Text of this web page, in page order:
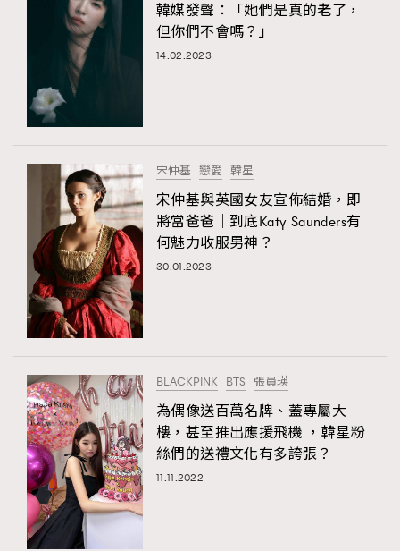
韓媒發聲：「她們是真的老了，
但你們不會嗎？」
14.02.2023
宋仲基 戀愛 韓星
宋仲基與英國女友宣佈結婚，即
將當爸爸｜到底Katy Saunders有
何魅力收服男神？
30.01.2023
BLACKPINK BTS 張員瑛
為偶像送百萬名牌、蓋專屬大
樓，甚至推出應援飛機 ，韓星粉
絲們的送禮文化有多誇張？
11.11.2022